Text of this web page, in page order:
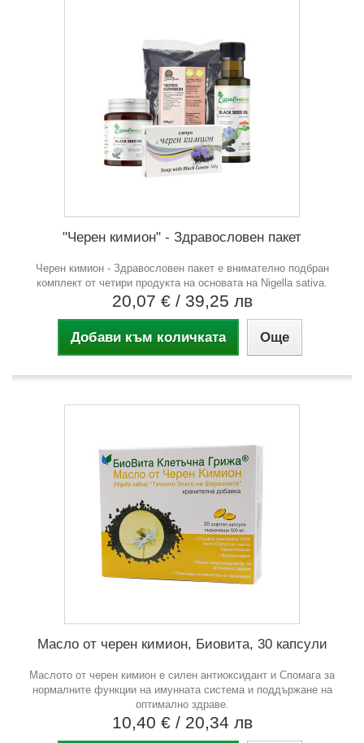
"Черен кимион" - Здравословен пакет
Черен кимион - Здравословен пакет е внимателно подбран
комплект от четири продукта на основата на Nigella sativa.
20,07 € / 39,25 лв
Добави към количката Още
Масло от черен кимион, Биовита, 30 капсули
Маслото от черен кимион е силен антиоксидант и Спомага за
нормалните функции на имунната система и поддържане на
оптимално здраве.
10,40 € / 20,34 лв